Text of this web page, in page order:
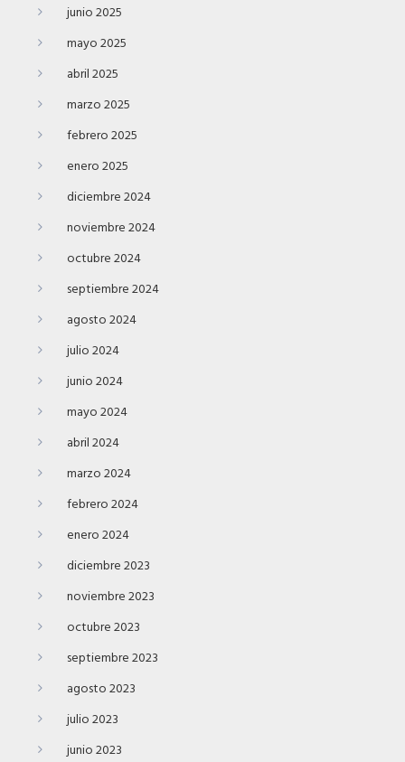
junio 2025
mayo 2025
abril 2025
marzo 2025
febrero 2025
enero 2025
diciembre 2024
noviembre 2024
octubre 2024
septiembre 2024
agosto 2024
julio 2024
junio 2024
mayo 2024
abril 2024
marzo 2024
febrero 2024
enero 2024
diciembre 2023
noviembre 2023
octubre 2023
septiembre 2023
agosto 2023
julio 2023
junio 2023